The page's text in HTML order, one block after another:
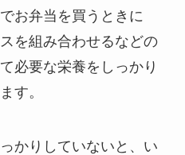
お弁当を買うときに
を組み合わせるなどの
必要な栄養をしっかり
す。
かりしていないと、い